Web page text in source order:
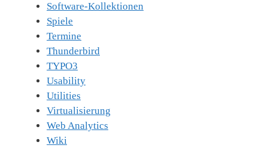
Software-Kollektionen
Spiele
Termine
Thunderbird
TYPO3
Usability
Utilities
Virtualisierung
Web Analytics
Wiki